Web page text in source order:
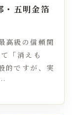
・五明金箔
高級の信頼関
「消えも
的ですが、実